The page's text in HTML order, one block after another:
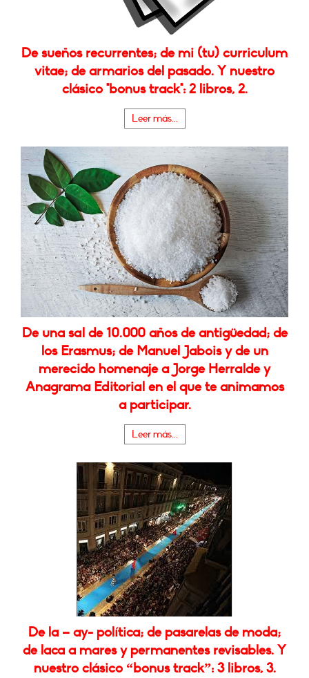
De sueños recurrentes; de mi (tu) curriculum
vitae; de armarios del pasado. Y nuestro
clásico "bonus track": 2 libros, 2.
Leer más...
De una sal de 10.000 años de antigüedad; de
los Erasmus; de Manuel Jabois y de un
merecido homenaje a Jorge Herralde y
Anagrama Editorial en el que te animamos
a participar.
Leer más...
De la – ay- política; de pasarelas de moda;
de laca a mares y permanentes revisables. Y
nuestro clásico “bonus track”: 3 libros, 3.